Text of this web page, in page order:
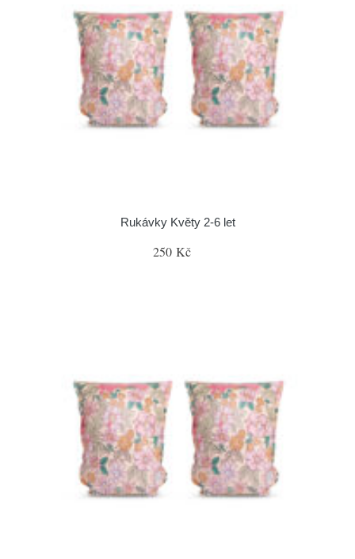
Rukávky Květy 2-6 let
250 Kč